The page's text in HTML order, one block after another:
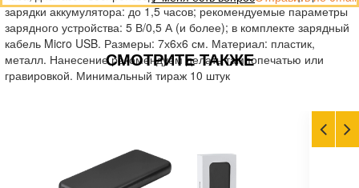
зарядки аккумулятора: до 1,5 часов; рекомендуемые параметры
зарядного устройства: 5 В/0,5 А (и более); в комплекте зарядный
кабель Micro USB. Размеры: 7х6х6 см. Материал: пластик,
металл. Нанесение рекомендуем делать тампопечатью или
гравировкой. Минимальный тираж 10 штук
СМОТРИТЕ ТАКЖЕ